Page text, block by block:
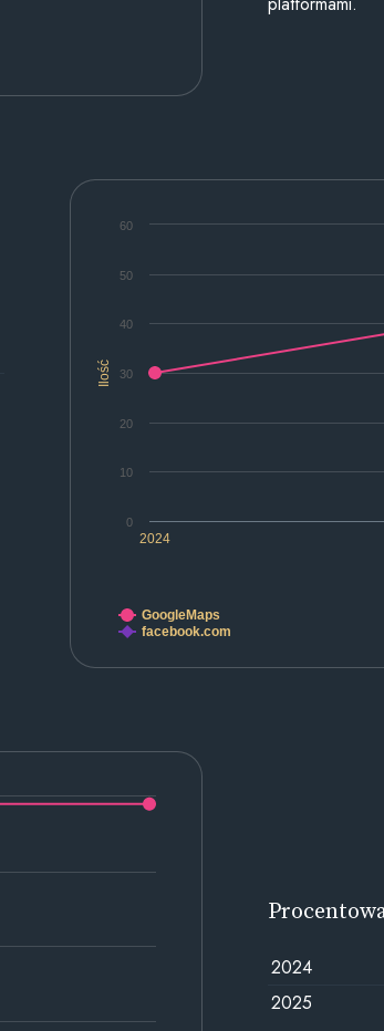
Ilość
2024
0
10
20
30
40
50
60
GoogleMaps
facebook.com
2024
2025